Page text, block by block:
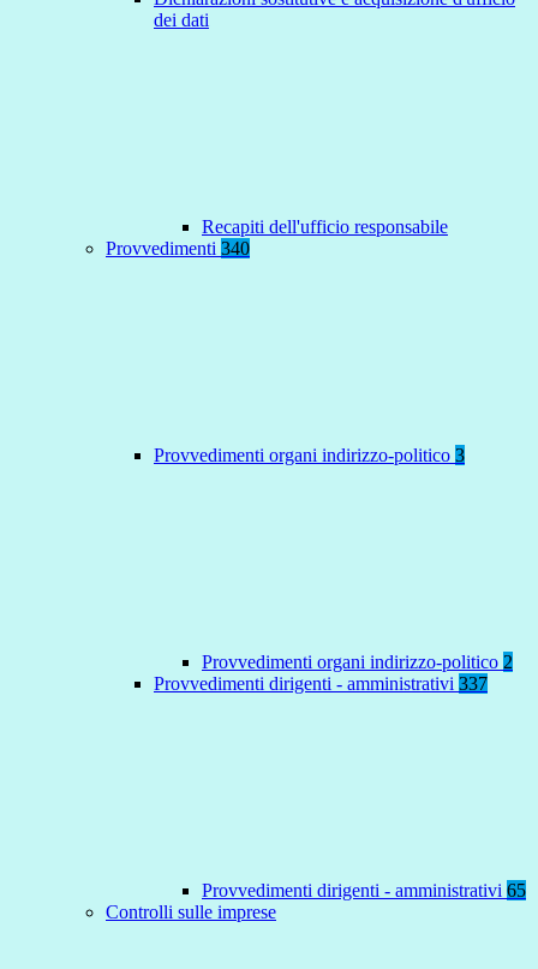
dei dati
Recapiti dell'ufficio responsabile
Provvedimenti 340
Provvedimenti organi indirizzo-politico 3
Provvedimenti organi indirizzo-politico 2
Provvedimenti dirigenti - amministrativi 337
Provvedimenti dirigenti - amministrativi 65
Controlli sulle imprese